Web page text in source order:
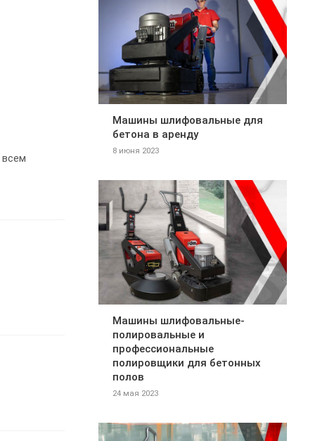
Машины шлифовальные для
бетона в аренду
8 июня 2023
Машины шлифовальные-
полировальные и
профессиональные
полировщики для бетонных
полов
24 мая 2023